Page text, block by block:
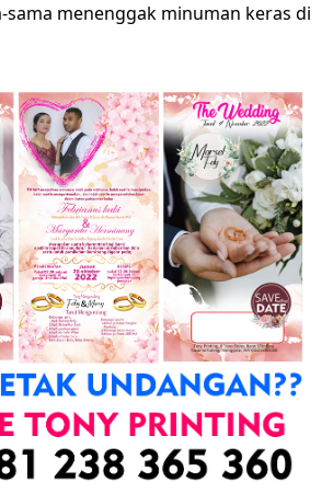
sama menenggak minuman keras di